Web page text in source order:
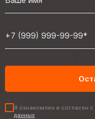
Я ознакомлен и согласен с
данных